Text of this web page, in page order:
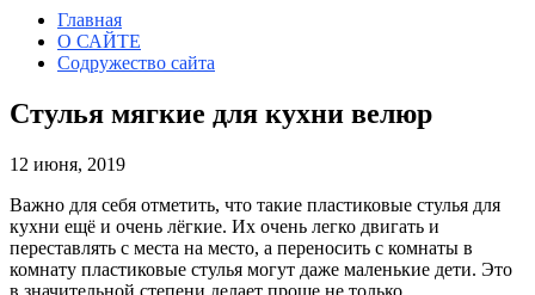
Главная
О САЙТЕ
Содружество сайта
Стулья мягкие для кухни велюр
12 июня, 2019
Важно для себя отметить, что такие пластиковые стулья для
кухни ещё и очень лёгкие. Их очень легко двигать и
переставлять с места на место, а переносить с комнаты в
комнату пластиковые стулья могут даже маленькие дети. Это
в значительной степени делает проще не только